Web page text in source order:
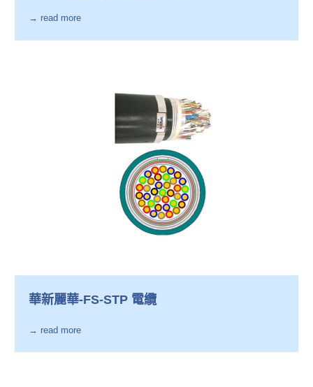
→ read more
華新麗華-FS-STP 電纜
→ read more